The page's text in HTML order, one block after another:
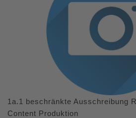
1a.1 beschränkte Ausschreibung
Content Produktion